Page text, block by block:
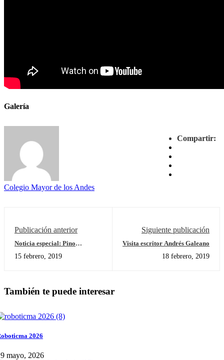
Galería
Compartir:
Colegio Mayor de los Andes
Publicación anterior
Noticia especial: Pino
15 febrero, 2019
Siguiente publicación
Visita escritor Andrés Galeano
18 febrero, 2019
También te puede interesar
2026
mayo, 2026